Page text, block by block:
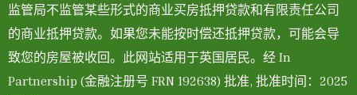
监管局不监管某些形式的商业买房抵押贷款和有限责任公司
的商业抵押贷款。如果您未能按时偿还抵押贷款，可能会导
致您的房屋被收回。此网站适用于英国居民。经 In
Partnership (金融注册号 FRN 192638) 批准, 批准时间：2025